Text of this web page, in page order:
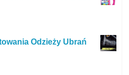
Odzieży Ubrań